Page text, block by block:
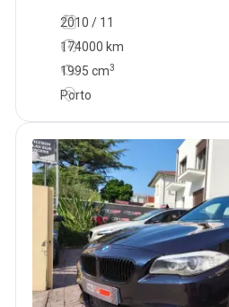
2010 / 11
174000 km
1995 cm3
Porto